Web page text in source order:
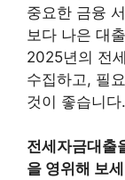
중요한 금융
보다 나은 대
2025년의 전
수집하고, 필
것이 좋습니다.
전세자금대출
을 영위해 보